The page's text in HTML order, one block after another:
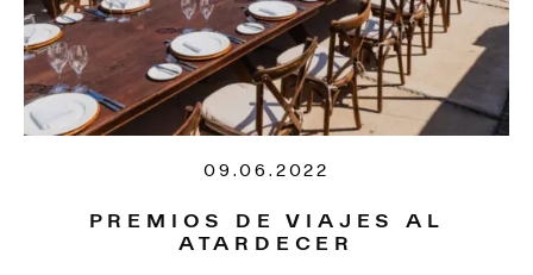
09.06.2022
PREMIOS DE VIAJES AL
ATARDECER